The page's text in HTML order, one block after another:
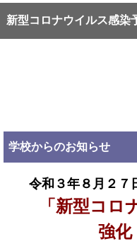
新型コロナウイルス感染
学校からのお知らせ
令和３年８月２７
「新型コロ
強化・徹